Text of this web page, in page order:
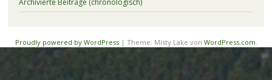
Archivierte Beiträge (chronologisch)
Proudly powered by WordPress | Theme: Misty Lake von WordPress.com.